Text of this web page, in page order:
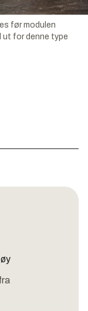
før modulen
ut for denne type